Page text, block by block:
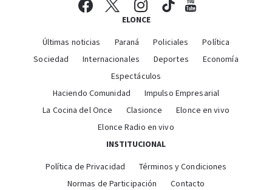
ELONCE
Últimas noticias Paraná Policiales
Política
Sociedad
Internacionales Deportes
Economía
Espectáculos
Haciendo Comunidad
Impulso Empresarial
La Cocina del Once
Clasionce
Elonce en vivo
Elonce Radio en vivo
INSTITUCIONAL
Política de Privacidad
Términos y Condiciones
Normas de Participación
Contacto